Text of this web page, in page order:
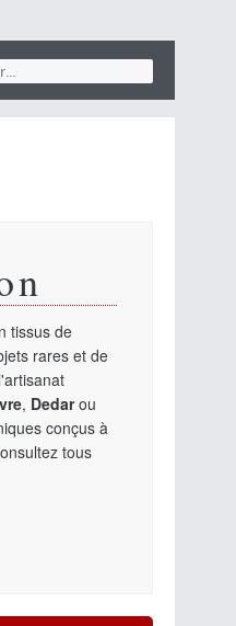
tissus de
rares et de
, Dedarou
conçus à
tous